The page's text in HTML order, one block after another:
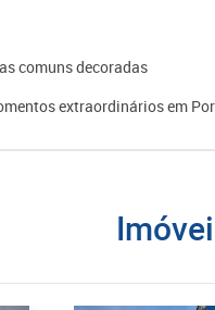
comuns decoradas
extraordinários em